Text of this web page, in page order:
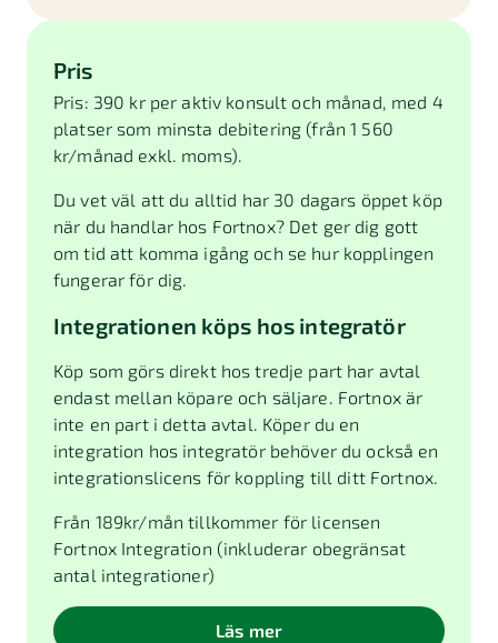
Pris
Pris: 390 kr per aktiv konsult och månad, med 4
platser som minsta debitering (från 1 560
kr/månad exkl. moms).
Du vet väl att du alltid har 30 dagars öppet köp
när du handlar hos Fortnox? Det ger dig gott
om tid att komma igång och se hur kopplingen
fungerar för dig.
Integrationen köps hos integratör
Köp som görs direkt hos tredje part har avtal
endast mellan köpare och säljare. Fortnox är
inte en part i detta avtal. Köper du en
integration hos integratör behöver du också en
integrationslicens för koppling till ditt Fortnox.
Från 189kr/mån tillkommer för licensen
Fortnox Integration (inkluderar obegränsat
antal integrationer)
Läs mer